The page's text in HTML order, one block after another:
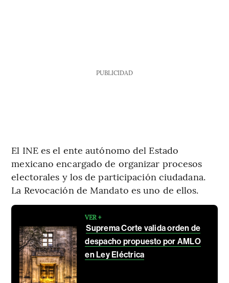
PUBLICIDAD
El INE es el ente autónomo del Estado
mexicano encargado de organizar procesos
electorales y los de participación ciudadana.
La Revocación de Mandato es uno de ellos.
VER +
Suprema Corte valida orden de
despacho propuesto por AMLO
en Ley Eléctrica